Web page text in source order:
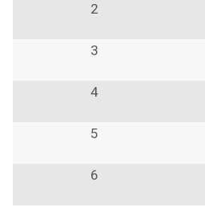
2
3
4
5
6